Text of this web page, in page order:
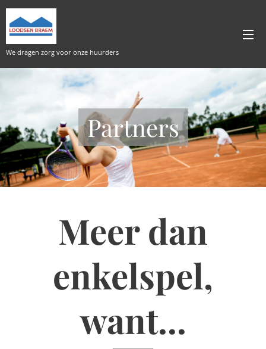
We dragen zorg voor onze huurders
Partners
Meer dan
enkelspel,
want...